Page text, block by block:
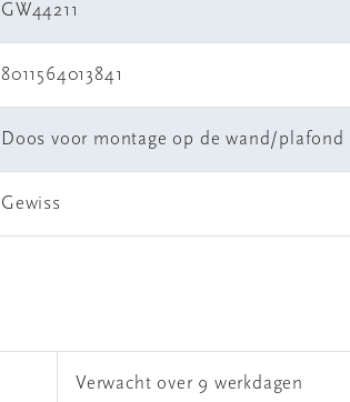
GW44211
8011564013841
Doos voor montage op de wand/plafond
Gewiss
Verwacht over 9 werkdagen